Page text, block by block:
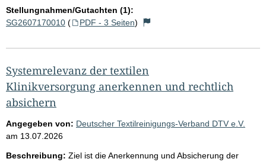
Stellungnahmen/Gutachten (1):
SG2607170010 ( PDF - 3 Seiten)
Systemrelevanz der textilen
Klinikversorgung anerkennen und rechtlich
absichern
Angegeben von: Deutscher Textilreinigungs-Verband DTV e.V.
am 13.07.2026
Beschreibung: Ziel ist die Anerkennung und Absicherung der